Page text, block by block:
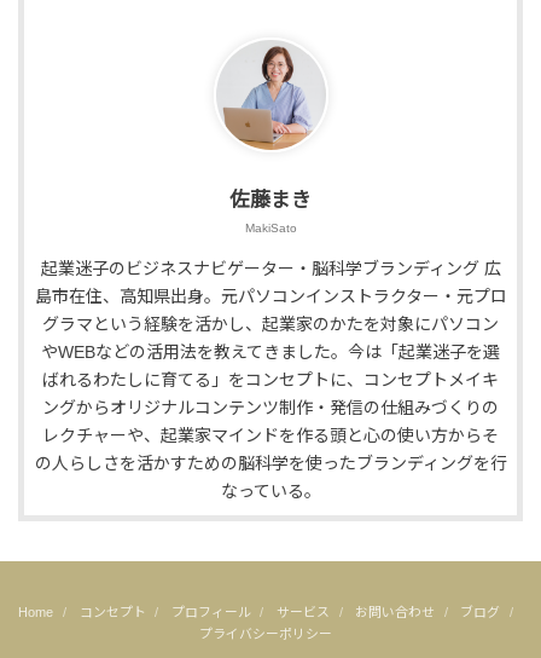
佐藤まき
MakiSato
起業迷子のビジネスナビゲーター・脳科学ブランディング 広
島市在住、高知県出身。元パソコンインストラクター・元プロ
グラマという経験を活かし、起業家のかたを対象にパソコン
やWEBなどの活用法を教えてきました。今は「起業迷子を選
ばれるわたしに育てる」をコンセプトに、コンセプトメイキ
ングからオリジナルコンテンツ制作・発信の仕組みづくりの
レクチャーや、起業家マインドを作る頭と心の使い方からそ
の人らしさを活かすための脳科学を使ったブランディングを行
なっている。
Home コンセプト プロフィール サービス お問い合わせ
ブログ
プライバシーポリシー